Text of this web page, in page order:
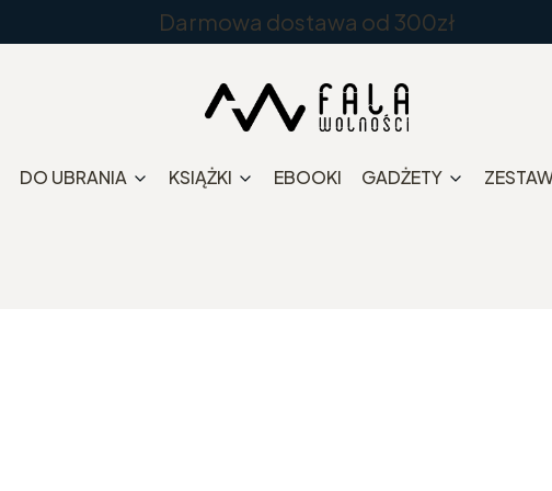
Darmowa dostawa od 300zł
DO UBRANIA KSIĄŻKI EBOOKI GADŻETY